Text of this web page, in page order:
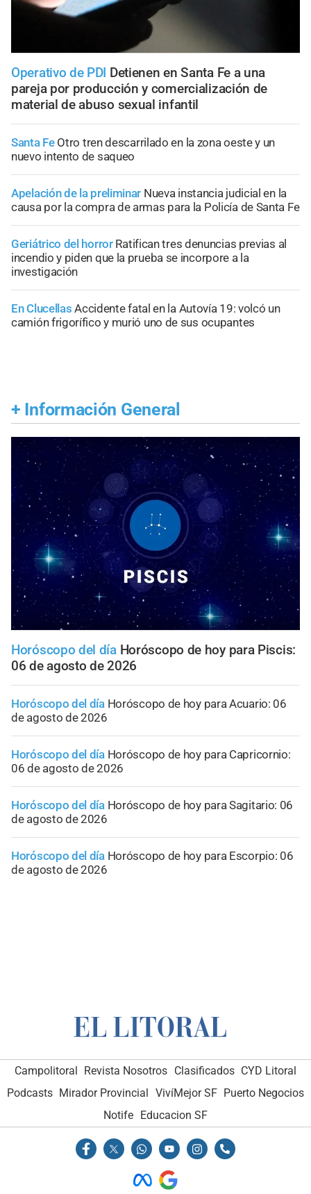
Operativo de PDI Detienen en Santa Fe a una
pareja por producción y comercialización de
material de abuso sexual infantil
Santa Fe Otro tren descarrilado en la zona oeste y un
nuevo intento de saqueo
Apelación de la preliminar Nueva instancia judicial en la
causa por la compra de armas para la Policía de Santa Fe
Geriátrico del horror Ratifican tres denuncias previas al
incendio y piden que la prueba se incorpore a la
investigación
En Clucellas Accidente fatal en la Autovía 19: volcó un
camión frigorífico y murió uno de sus ocupantes
+ Información General
Horóscopo del día Horóscopo de hoy para Piscis:
06 de agosto de 2026
Horóscopo del día Horóscopo de hoy para Acuario: 06
de agosto de 2026
Horóscopo del día Horóscopo de hoy para Capricornio:
06 de agosto de 2026
Horóscopo del día Horóscopo de hoy para Sagitario: 06
de agosto de 2026
Horóscopo del día Horóscopo de hoy para Escorpio: 06
de agosto de 2026
Campolitoral Revista Nosotros Clasificados CYD Litoral
Podcasts Mirador Provincial VivíMejor SF Puerto Negocios
Notife Educacion SF